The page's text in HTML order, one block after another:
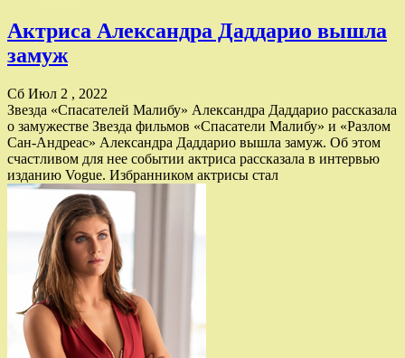
Актриса Александра Даддарио вышла
замуж
Сб Июл 2 , 2022
Звезда «Спасателей Малибу» Александра Даддарио рассказала
о замужестве Звезда фильмов «Спасатели Малибу» и «Разлом
Сан-Андреас» Александра Даддарио вышла замуж. Об этом
счастливом для нее событии актриса рассказала в интервью
изданию Vogue. Избранником актрисы стал